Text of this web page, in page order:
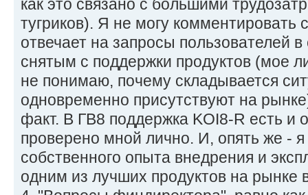
как это связано с большими
тугриков). Я не могу комментировать
отвечает на запросы пользователей
снятым с поддержки продуктов (мое
не понимаю, почему складывается
одновременно присутствуют на
факт. В ГВ8 поддержка KOI8-R есть и
проверено мной лично. И, опять же -
собственного опыта внедрения и
одним из лучших продуктов на рынке